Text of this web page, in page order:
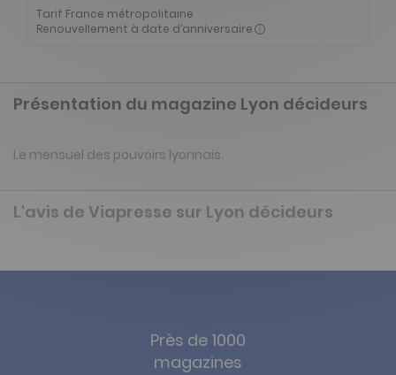
Tarif France métropolitaine
Renouvellement à date d’anniversaire
Présentation du magazine Lyon décideurs
Le mensuel des pouvoirs lyonnais.
L'avis de Viapresse sur Lyon décideurs
Près de 1000
magazines